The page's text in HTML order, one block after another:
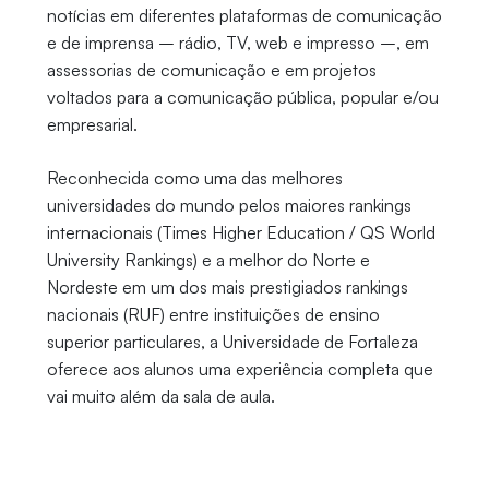
notícias em diferentes plataformas de comunicação
e de imprensa – rádio, TV, web e impresso –, em
assessorias de comunicação e em projetos
voltados para a comunicação pública, popular e/ou
empresarial.
Reconhecida como uma das melhores
universidades do mundo pelos maiores rankings
internacionais (Times Higher Education / QS World
University Rankings) e a melhor do Norte e
Nordeste em um dos mais prestigiados rankings
nacionais (RUF) entre instituições de ensino
superior particulares, a Universidade de Fortaleza
oferece aos alunos uma experiência completa que
vai muito além da sala de aula.